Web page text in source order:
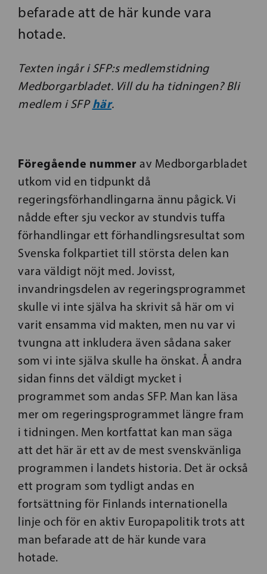
befarade att de här kunde vara
hotade.
Texten ingår i SFP:s medlemstidning
Medborgarbladet. Vill du ha tidningen? Bli
medlem i SFPhär.
Föregående nummer av Medborgarbladet
utkom vid en tidpunkt då
regeringsförhandlingarna ännu pågick. Vi
nådde efter sju veckor av stundvis tuffa
förhandlingar ett förhandlingsresultat som
Svenska folkpartiet till största delen kan
vara väldigt nöjt med. Jovisst,
invandringsdelen av regeringsprogrammet
skulle vi inte själva ha skrivit så här om vi
varit ensamma vid makten, men nu var vi
tvungna att inkludera även sådana saker
som vi inte själva skulle ha önskat. Å andra
sidan finns det väldigt mycket i
programmet som andas SFP. Man kan läsa
mer om regeringsprogrammet längre fram
i tidningen. Men kortfattat kan man säga
att det här är ett av de mest svenskvänliga
programmen i landets historia. Det är också
ett program som tydligt andas en
fortsättning för Finlands internationella
linje och för en aktiv Europapolitik trots att
man befarade att de här kunde vara
hotade.